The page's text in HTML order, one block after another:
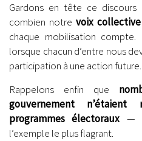
Gardons en tête ce
combien notrevoix collective
chaque mobilisation
lorsque chacun d’entre nous
participation à une action future.
Rappelons enfin que
gouvernement
programmes électoraux —
l’exemple le plus flagrant.